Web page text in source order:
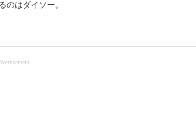
のはダイソー。